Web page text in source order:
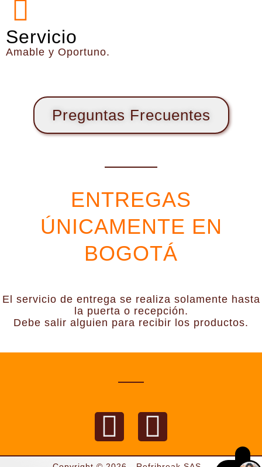
Servicio
Amable y Oportuno.
Preguntas Frecuentes
ENTREGAS
ÚNICAMENTE EN
BOGOTÁ
El servicio de entrega se realiza solamente hasta
la puerta o recepción.
Debe salir alguien para recibir los productos.
F
a
I
n